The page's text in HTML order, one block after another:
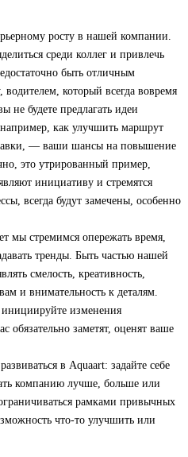
росту в нашей компании.
среди коллег и привлечь
быть отличным
который всегда вовремя
не будете предлагать идеи
как улучшить маршрут
— ваши шансы на повышение
это утрированный пример,
инициативу и стремятся
всегда будут замечены, особенно
мы стремимся опережать время,
тренды. Быть частью нашей
смелость, креативность,
и внимательность к деталям.
изменения
обязательно заметят, оценят ваше
в Aquaart: задайте себе
компанию лучше, больше или
рамками привычных
что-то улучшить или